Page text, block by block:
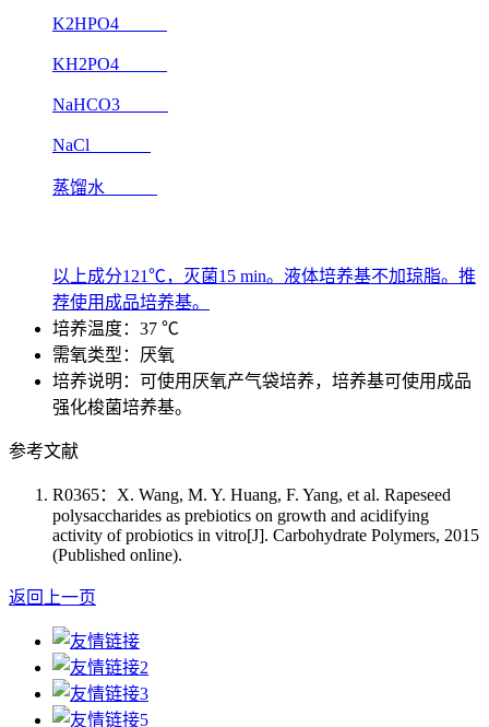
K2HPO4
KH2PO4
NaHCO3
NaCl
蒸馏水
以上成分121℃，灭菌15 min。液体培养基不加琼脂。推
荐使用成品培养基。
培养温度：37 ℃
需氧类型：厌氧
培养说明：可使用厌氧产气袋培养，培养基可使用成品
强化梭菌培养基。
参考文献
R0365：X. Wang, M. Y. Huang, F. Yang, et al. Rapeseed
polysaccharides as prebiotics on growth and acidifying
activity of probiotics in vitro[J]. Carbohydrate Polymers, 2015
(Published online).
返回上一页